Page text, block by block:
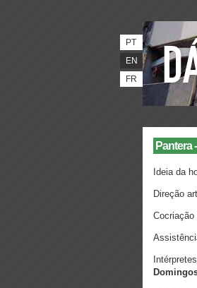
PT
EN
FR
Pantera
Ideia da
Direção
Cocriação
Intérpretes